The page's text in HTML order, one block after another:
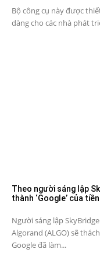
Bộ công cụ này được
dàng cho các nhà phát
Theo người sáng lập
thành ‘Google’ của
Người sáng lập
Algorand (ALGO) sẽ
Google đã làm...